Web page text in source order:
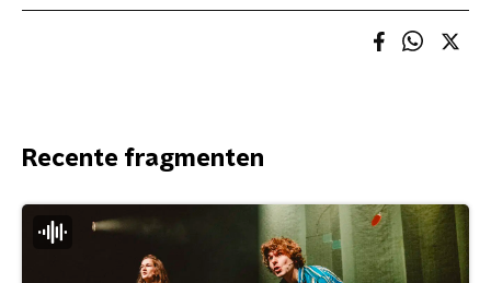
Recente fragmenten